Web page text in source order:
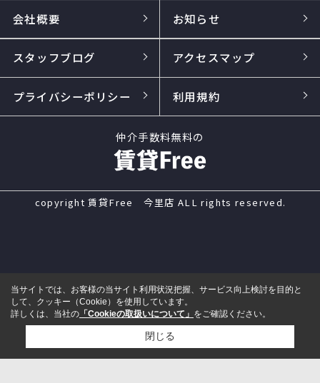
会社概要 お知らせ
スタッフブログ アクセスマップ
プライバシーポリシー 利用規約
仲介手数料無料の
copyright 賃貸Free 今里店 ALL rights reserved.
来店予約 電話
当サイトでは、お客様の当サイト利用状況把握、サービス向上検討を目的と
して、クッキー（Cookie）を使用しています。
詳しくは、当社の 「Cookieの取扱いについて」 をご確認ください。
閉じる